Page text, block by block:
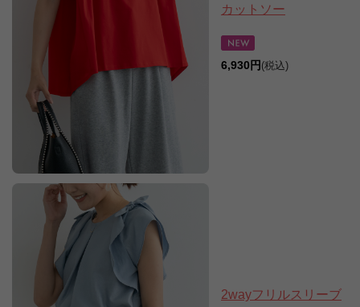
カットソー
6,930円 (税込)
2wayフリルスリーブ